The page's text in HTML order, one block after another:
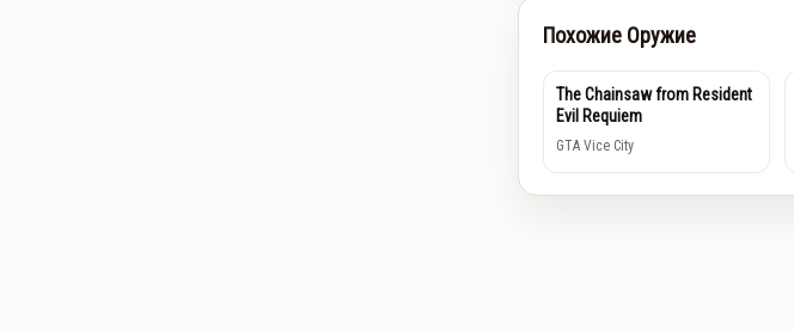
Похожие Оружие
The Chainsaw from Resident
Evil Requiem
GTA Vice City